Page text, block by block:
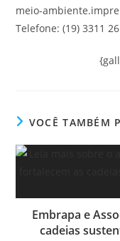
meio-
Telefone: (19) 3311
VOCÊ TAMBÉM
Embrapa e
cadeias